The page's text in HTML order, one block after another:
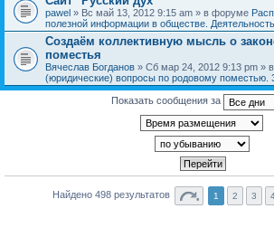
pawel » Вс май 13, 2012 9:15 am » в форуме
полезной информации в обществе.
Создаём коллективную мысль о
поместья
Вячеслав Богданов » Сб мар 24, 2012 9:13 pm »
(юридические) вопросы по родовому поместью.
Показать сообщения за
Найдено 498 результатов 1 2 3